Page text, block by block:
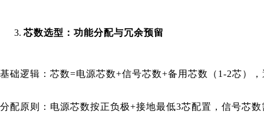
芯数选型：功能分配与冗余预留
基础逻辑：芯数=电源芯数+信号芯数+备用芯数（1-2芯）
分配原则：电源芯数按正负极+接地最低3芯配置，信号芯